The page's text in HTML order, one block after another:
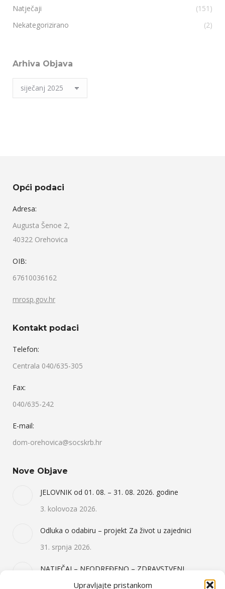
Upravljajte pristankom
Natječaji
(151)
Nekategorizirano
(2)
Arhiva Objava
Arhiva
Objava
Opći podaci
Adresa:
Augusta Šenoe 2,
40322 Orehovica
OIB:
67610036162
mrosp.gov.hr
Kontakt podaci
Telefon:
Centrala 040/635-305
Fax:
040/635-242
E-mail:
dom-orehovica@socskrb.hr
Nove Objave
JELOVNIK od 01. 08. – 31. 08. 2026. godine
3. kolovoza 2026.
Odluka o odabiru – projekt Za život u zajednici
31. srpnja 2026.
NATJEČAJ – NEODREĐENO – ZDRAVSTVENI
DJELATNIK I OSOBNI ASISTENT 2X – 31.07.2026.